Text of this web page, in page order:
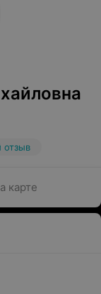
отзыв
карте